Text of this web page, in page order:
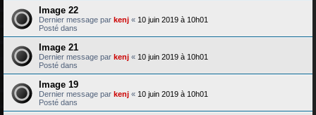
Image 22
Dernier message par kenj « 10 juin 2019 à 10h01
Posté dans
Image 21
Dernier message par kenj « 10 juin 2019 à 10h01
Posté dans
Image 19
Dernier message par kenj « 10 juin 2019 à 10h01
Posté dans